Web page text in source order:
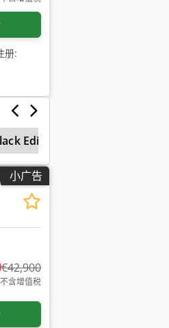
册:
Edition
小广告
€42,900
含增值税